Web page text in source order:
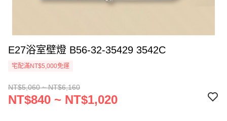
E27浴室壁燈 B56-32-35429 3542C
宅配滿NT$5,000免運
NT$5,060 ~ NT$6,160
NT$840 ~ NT$1,020